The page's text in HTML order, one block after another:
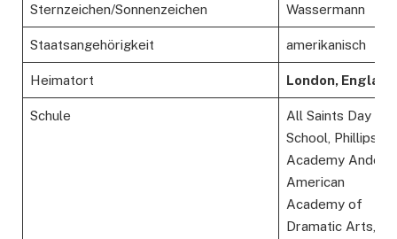
Sternzeichen/Sonnenzeichen Wassermann
Staatsangehörigkeit amerikanisch
Heimatort London, England
Schule
All Saints Day
School, Phillips
Academy
American
Academy of
Dramatic Arts,